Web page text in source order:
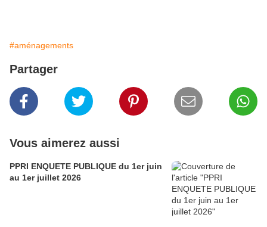
#aménagements
Partager
Vous aimerez aussi
PPRI ENQUETE PUBLIQUE du 1er juin
au 1er juillet 2026